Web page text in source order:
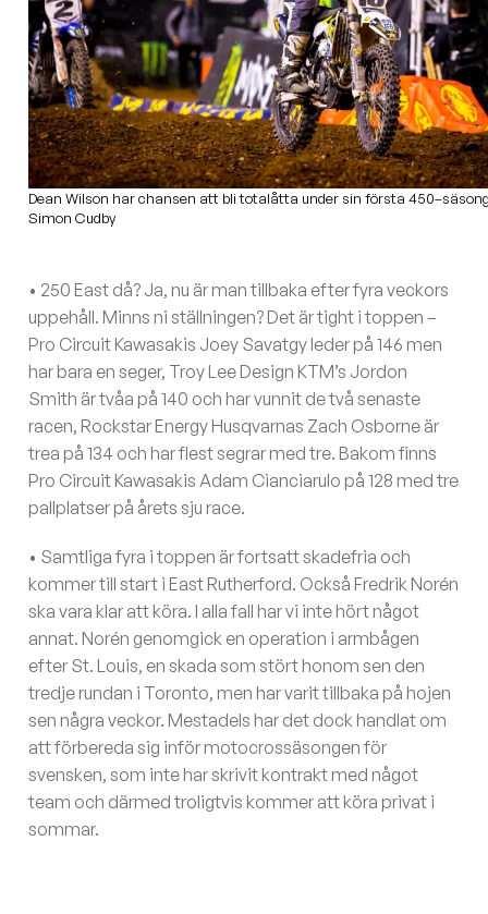
Dean Wilson har chansen att bli totalåtta under sin första
Simon Cudby
• 250 East då? Ja, nu är man tillbaka efter fyra veckors
uppehåll. Minns ni ställningen? Det är tight i toppen –
Pro Circuit Kawasakis Joey Savatgy leder på 146 men
har bara en seger, Troy Lee Design KTM’s Jordon
Smith är tvåa på 140 och har vunnit de två senaste
racen, Rockstar Energy Husqvarnas Zach Osborne är
trea på 134 och har flest segrar med tre. Bakom finns
Pro Circuit Kawasakis Adam Cianciarulo på 128 med tre
pallplatser på årets sju race.
• Samtliga fyra i toppen är fortsatt skadefria och
kommer till start i East Rutherford. Också Fredrik Norén
ska vara klar att köra. I alla fall har vi inte hört något
annat. Norén genomgick en operation i armbågen
efter St. Louis, en skada som stört honom sen den
tredje rundan i Toronto, men har varit tillbaka på hojen
sen några veckor. Mestadels har det dock handlat om
att förbereda sig inför motocrossäsongen för
svensken, som inte har skrivit kontrakt med något
team och därmed troligtvis kommer att köra privat i
sommar.